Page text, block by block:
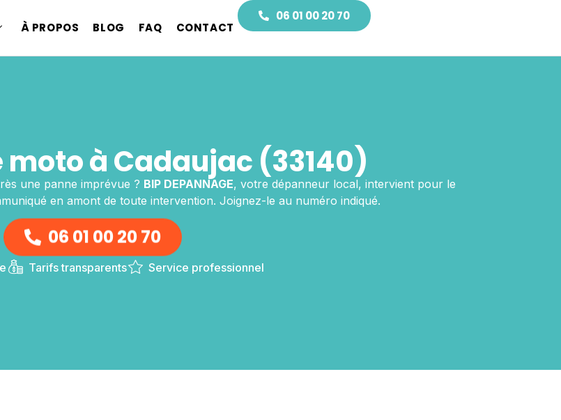
À PROPOS BLOG FAQ CONTACT
06 01 00 20 70
à Cadaujac (33140)
une panne imprévue ? BIP DEPANNAGE, votre dépanneur local, intervient pour le
en amont de toute intervention. Joignez-le au numéro indiqué.
06 01 00 20 70
Tarifs transparents Service professionnel